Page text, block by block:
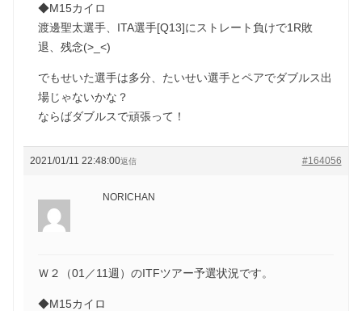
◆M15カイロ
渡邊聖太選手、ITA選手[Q13]にストレート負けで1R敗
退、残念(>_<)
でもせいた選手は多分、たいせい選手とペアでダブルス出
場じゃないかな？
ならばダブルスで頑張って！
2021/01/11 22:48:00 #164056
返信
NORICHAN
Ｗ２（01／11週）のITFツアー予選状況です。
◆M15カイロ